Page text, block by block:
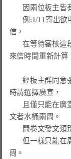
       例:1/11寄出欲申請發表文章審核信件，板主群則會在1/14回
信，
       在等待審核這段時間若又寄新的信件至板主群，則以最新
來信時間重新計算
       經板主群同意張貼之活動，文章類別屬廣宣文類別，發文
時請選擇廣宣，
文者水桶兩周。
       但一樣只能在廣宣日禮拜三發表，違者文章刪除，水桶兩
周。